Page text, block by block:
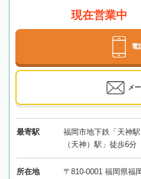
現在営業中
電
メ
最寄駅
福岡市地下鉄「天神
（天神）駅」徒歩6分
所在地
〒810-0001 福岡県福